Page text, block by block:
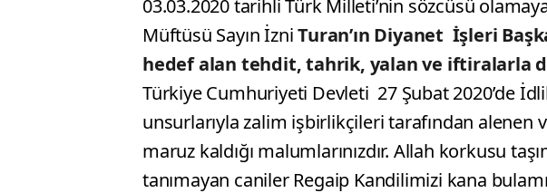
03.03.2020 tarihli Türk Milleti’nin sözcüsü
Müftüsü Sayın İzniTuran’ın Diyanet İşleri
hedef alan tehdit, tahrik, yalan ve iftiralarla
Türkiye Cumhuriyeti Devleti 27 Şubat 2020’de
unsurlarıyla zalim işbirlikçileri tarafından alenen
maruz kaldığı malumlarınızdır. Allah korkusu
tanımayan caniler Regaip Kandilimizi kana